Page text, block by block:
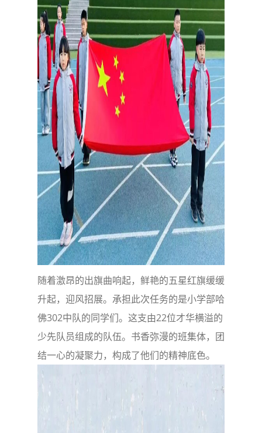
随着激昂的出旗曲响起，鲜艳的五星红旗缓缓
升起，迎风招展。承担此次任务的是小学部哈
佛302中队的同学们。这支由22位才华横溢的
少先队员组成的队伍。书香弥漫的班集体，团
结一心的凝聚力，构成了他们的精神底色。